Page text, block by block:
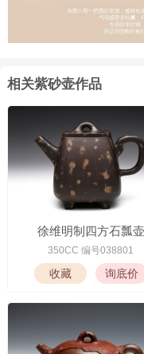
相关紫砂壶作品
徐维明制四方石瓢壶
350CC 编号038801